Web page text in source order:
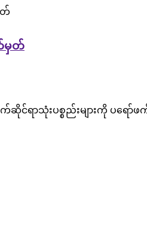
မှတ်
းဘက်ဆိုင်ရာသုံးပစ္စည်းများကို ပ